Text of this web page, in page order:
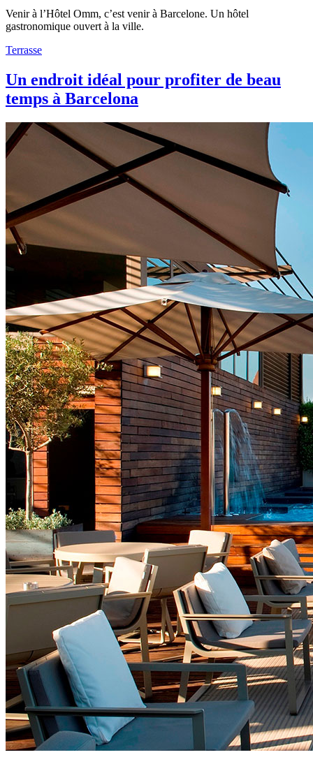
Venir à l’Hôtel Omm, c’est venir à Barcelone. Un hôtel
gastronomique ouvert à la ville.
Terrasse
Un endroit idéal pour profiter de beau
temps à Barcelona